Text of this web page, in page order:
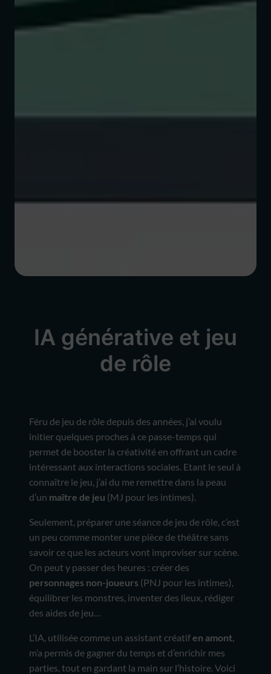
IA générative et jeu
de rôle
Féru de jeu de rôle depuis des années, j’ai voulu
initier quelques proches à ce passe-temps qui
permet de booster la créativité en offrant un cadre
intéressant aux interactions sociales. Etant le seul à
connaître le jeu, j’ai du me remettre dans la peau
d’un maître de jeu (MJ pour les intimes).
Seulement, préparer une séance de jeu de rôle, c’est
un peu comme monter une pièce de théâtre sans
savoir ce que les acteurs vont improviser sur scène.
On peut y passer des heures : créer des
personnages non-joueurs (PNJ pour les intimes),
équilibrer les monstres, inventer des lieux, rédiger
des aides de jeu…
L’IA, utilisée comme un assistant créatifen amont
m’a permis de gagner du temps et d’enrichir mes
parties, tout en gardant la main sur l’histoire. Voici